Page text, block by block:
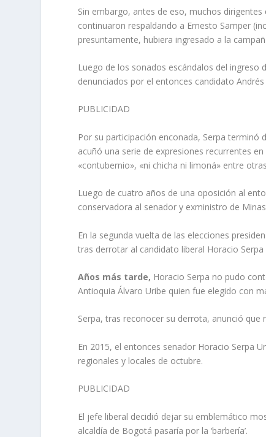
Sin embargo, antes de eso, muchos
continuaron respaldando a Ernesto Samper
presuntamente, hubiera ingresado a la
Luego de los sonados escándalos del ingreso
denunciados por el entonces candidato
PUBLICIDAD
Por su participación enconada, Serpa
acuñó una serie de expresiones recurrentes
«contubernio», «ni chicha ni limoná» entre
Luego de cuatro años de una oposición al
conservadora al senador y exministro de
En la segunda vuelta de las elecciones
tras derrotar al candidato liberal Horacio Serpa
Años más tarde, Horacio Serpa no pudo
Antioquia Álvaro Uribe quien fue elegido con
Serpa, tras reconocer su derrota, anunció que
En 2015, el entonces senador Horacio Serpa
regionales y locales de octubre.
PUBLICIDAD
El jefe liberal decidió dejar su emblemático
alcaldía de Bogotá pasaría por la ‘barbería’.